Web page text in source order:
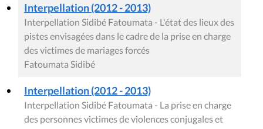
Interpellation (2012 - 2013)
Interpellation Sidibé Fatoumata - L'état des lieux des
pistes envisagées dans le cadre de la prise en charge
des victimes de mariages forcés
Fatoumata Sidibé
Interpellation (2012 - 2013)
Interpellation Sidibé Fatoumata - La prise en charge
des personnes victimes de violences conjugales et